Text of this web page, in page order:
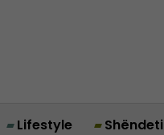
Lifestyle Shëndeti